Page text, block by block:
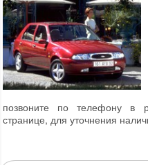
позвоните по телефону в
странице, для уточнения